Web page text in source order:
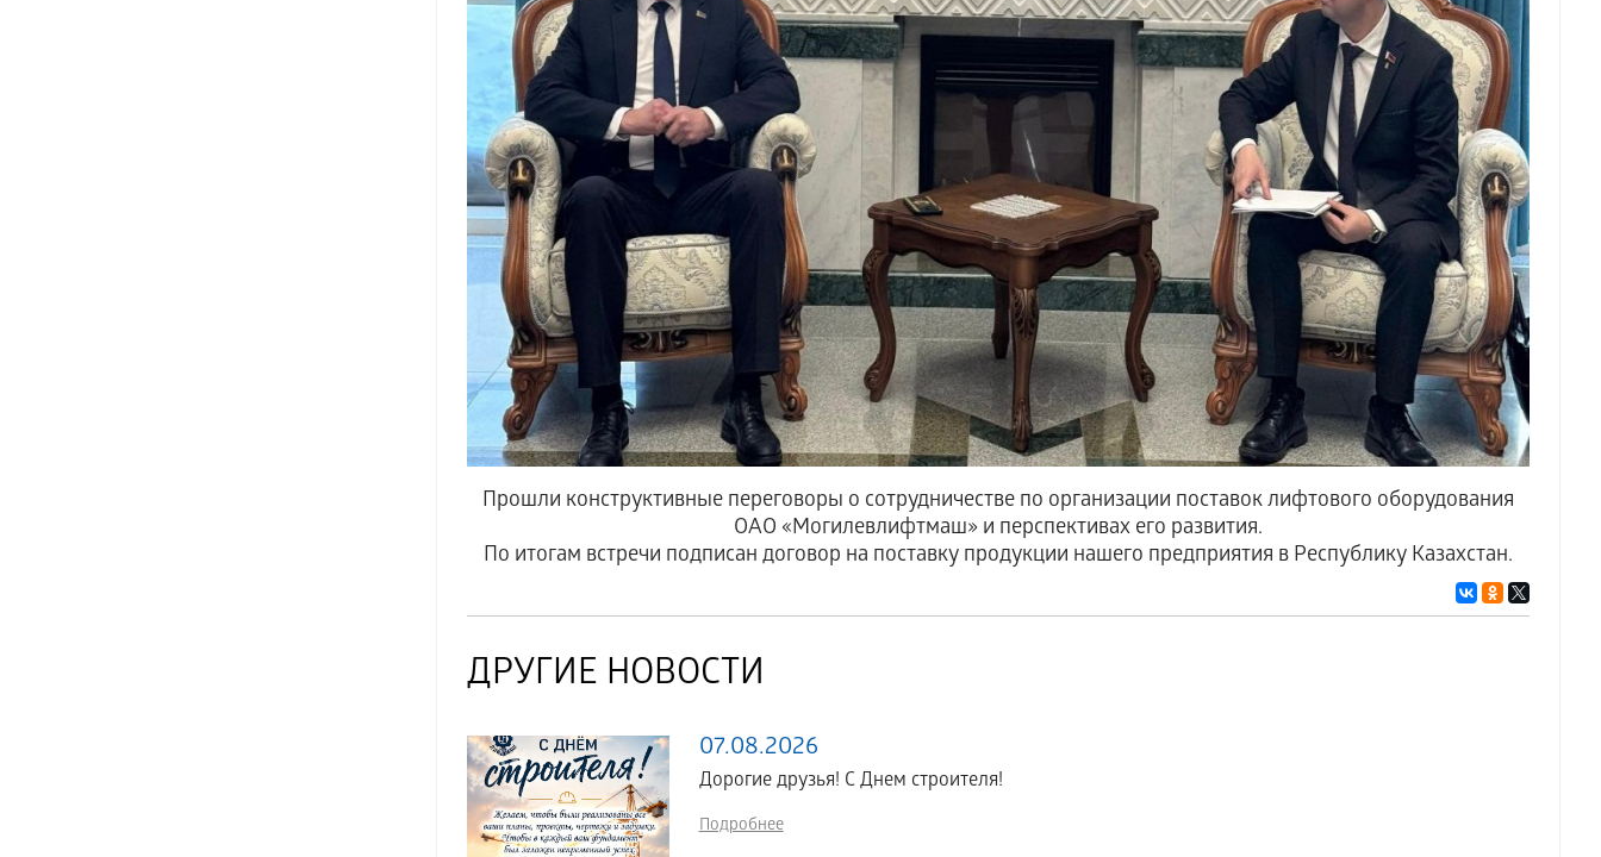
Прошли конструктивные переговоры о сотрудничестве по организации поставок лифтового оборудования
ОАО «Могилевлифтмаш» и перспективах его развития.
По итогам встречи подписан договор на поставку продукции нашего предприятия в Республику Казахстан.
ДРУГИЕ НОВОСТИ
07.08.2026
Дорогие друзья! С Днем строителя!
Подробнее